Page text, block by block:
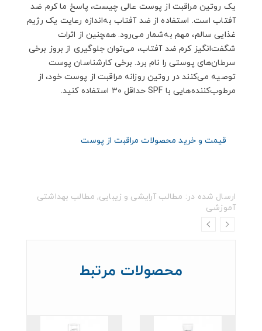
یک روتین مراقبت از پوست عالی چیست، پاسخ ما کرم ضد
آفتاب است. استفاده از ضد آفتاب به‌اندازه رعایت یک رژیم
غذایی سالم، مهم به‌شمار می‌رود. همچنین از اثرات
شگفت‌انگیز کرم ضد آفتاب، می‌توان جلوگیری از بروز برخی
سرطان‌های پوستی را نام برد. برخی کارشناسان پوست
توصیه می‌کنند در روتین روزانه مراقبت از پوست خود، از
مرطوب‌کننده‌هایی با SPF حداقل ۳۰ استفاده کنید.
قیمت و خرید محصولات مراقبت از پوست
ارسال شده در: مطالب آرایشی و زیبایی, مطالب بهداشتی
آموزشی
محصولات مرتبط